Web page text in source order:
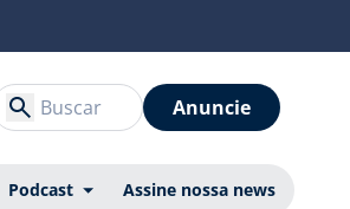
Anuncie
Podcast Assine nossa news